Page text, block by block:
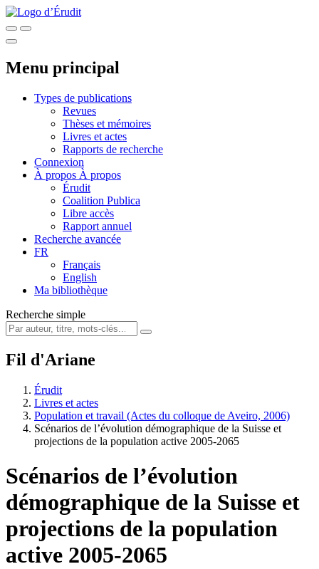
Menu principal
Types de publications
Revues
Thèses et mémoires
Livres et actes
Rapports de recherche
Connexion
À propos À propos
Érudit
Coalition Publica
Libre accès
Rapport annuel
Recherche avancée
FR
Français
English
Ma bibliothèque
Recherche simple
Fil d'Ariane
Érudit
Livres et actes
Population et travail (Actes du colloque de Aveiro, 2006)
Scénarios de l’évolution démographique de la Suisse et
projections de la population active 2005-2065
Scénarios de l’évolution
démographique de la Suisse et
projections de la population
active 2005-2065